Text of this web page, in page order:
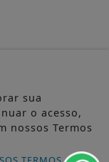
sua
o acesso,
nossos Termos